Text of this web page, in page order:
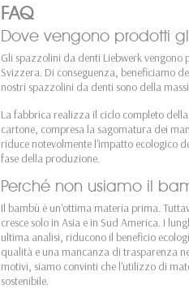
FAQ
Dove vengono prodotti
Gli spazzolini da denti Liebwerk
Svizzera. Di conseguenza, beneficiamo
nostri spazzolini da denti sono della
La fabbrica realizza il ciclo completo
cartone, compresa la sagomatura dei
riduce notevolmente l'impatto ecologico
fase della produzione.
Perché non usiamo il
Il bambù è un'ottima materia prima.
cresce solo in Asia e in Sud America. I
ultima analisi, riducono il beneficio
qualità e una mancanza di trasparenza
motivi, siamo convinti che l'utilizzo di
sostenibile.